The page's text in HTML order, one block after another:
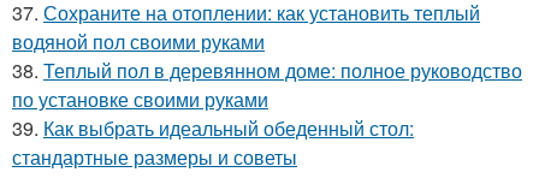
37. Сохраните на отоплении: как установить теплый
водяной пол своими руками
38. Теплый пол в деревянном доме: полное руководство
по установке своими руками
39. Как выбрать идеальный обеденный стол:
стандартные размеры и советы